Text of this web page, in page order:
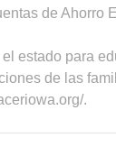
de Ahorro
estado para
de las
.